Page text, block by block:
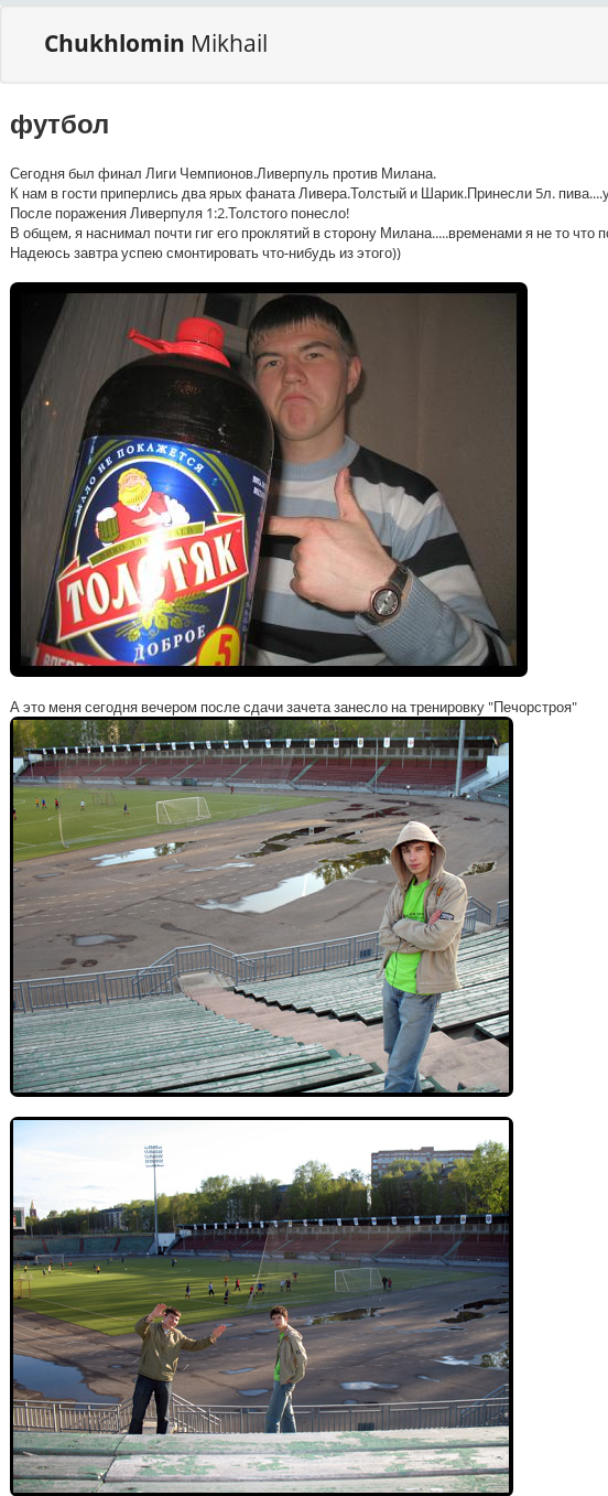
Chukhlomin Mikhail
футбол
Сегодня был финал Лиги Чемпионов.Ливерпуль против Милана.
К нам в гости приперлись два ярых фаната Ливера.Толстый и Шарик.Принесли 5л.
После поражения Ливерпуля 1:2.Толстого понесло!
В общем, я наснимал почти гиг его проклятий в сторону Милана.....временами я не то что
Надеюсь завтра успею смонтировать что-нибудь из этого))
А это меня сегодня вечером после сдачи зачета занесло на тренировку "Печорстроя"